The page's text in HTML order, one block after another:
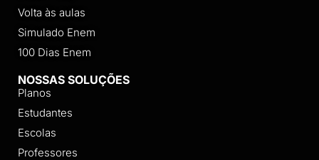
Volta às aulas
Simulado Enem
100 Dias Enem
NOSSAS SOLUÇÕES
Planos
Estudantes
Escolas
Professores